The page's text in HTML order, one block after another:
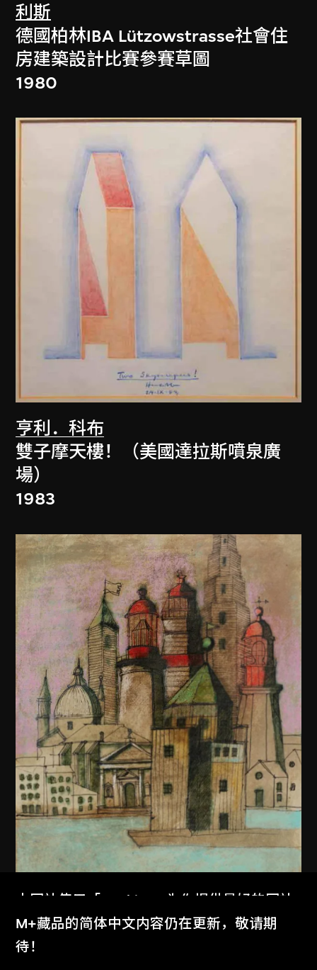
利斯
德國柏林IBA Lützowstrasse社會住
房建築設計比賽參賽草圖
1980
亨利．科布
雙子摩天樓！（美國達拉斯噴泉廣
場）
1983
本网站使用「Cookies」为你提供最好的网站
体验。
了解更多
M+藏品的简体中文内容仍在更新，敬请期
待！